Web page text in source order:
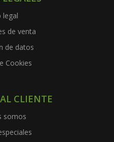
legal
de venta
de datos
Cookies
CLIENTE
somos